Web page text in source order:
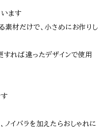
ます
素材だけで、小さめにお作りし
すれば違ったデザインで使用
ノイバラを加えたらおしゃれに